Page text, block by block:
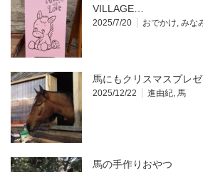
VILLAGE…
2025/7/20 おでかけ みな
馬にもクリスマスプレ
2025/12/22 進由紀 馬
馬の手作りおやつ